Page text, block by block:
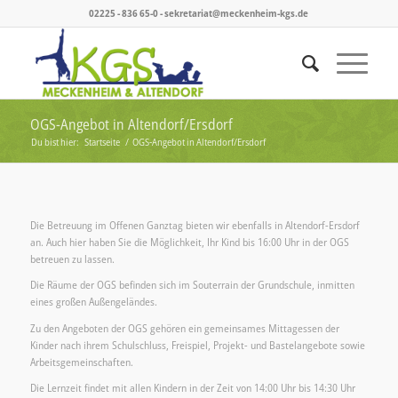
02225 - 836 65-0 - sekretariat@meckenheim-kgs.de
OGS-Angebot in Altendorf/Ersdorf
Du bist hier: Startseite / OGS-Angebot in Altendorf/Ersdorf
Die Betreuung im Offenen Ganztag bieten wir ebenfalls in Altendorf-Ersdorf
an. Auch hier haben Sie die Möglichkeit, Ihr Kind bis 16:00 Uhr in der OGS
betreuen zu lassen.
Die Räume der OGS befinden sich im Souterrain der Grundschule, inmitten
eines großen Außengeländes.
Zu den Angeboten der OGS gehören ein gemeinsames Mittagessen der
Kinder nach ihrem Schulschluss, Freispiel, Projekt- und Bastelangebote sowie
Arbeitsgemeinschaften.
Die Lernzeit findet mit allen Kindern in der Zeit von 14:00 Uhr bis 14:30 Uhr